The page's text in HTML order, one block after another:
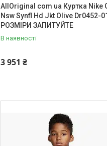
AllOriginal com ua Куртка Nike
Nsw Synfl Hd Jkt Olive Dr0452-
РОЗМІРИ ЗАПИТУЙТЕ
В наявності
3 951 ₴